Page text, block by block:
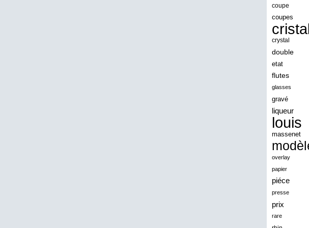
angeles
angoul
animaux
antique
antiquite
apollo
applaudis
arch
architecture
ariel
armonica
arta
coupe
coupes
crystal
double
etat
flutes
glasses
gravé
liqueur
louis
massenet
overlay
papier
piéce
presse
prix
rare